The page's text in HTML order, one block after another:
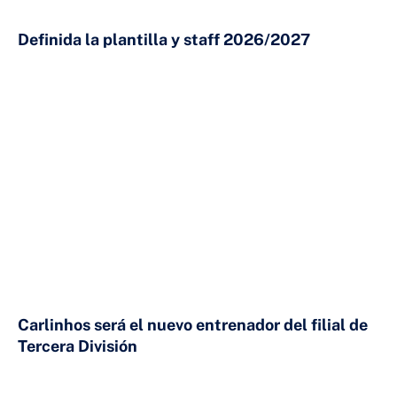
Definida la plantilla y staff 2026/2027
Carlinhos será el nuevo entrenador del filial de
Tercera División